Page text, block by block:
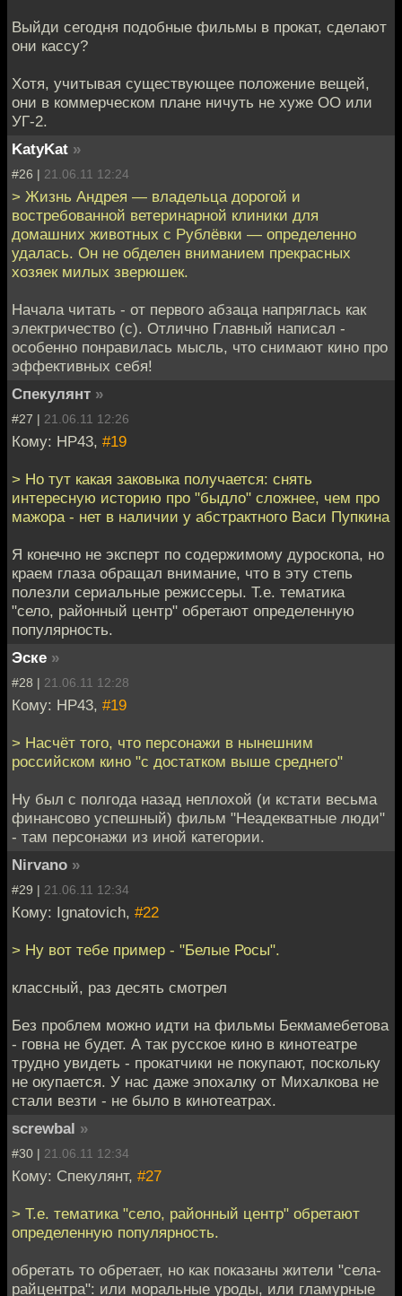
Выйди сегодня подобные фильмы в прокат, сделают
они кассу?
Хотя, учитывая существующее положение вещей,
они в коммерческом плане ничуть не хуже ОО или
УГ-2.
KatyKat »
#26 | 21.06.11 12:24
> Жизнь Андрея — владельца дорогой и
востребованной ветеринарной клиники для
домашних животных с Рублёвки — определенно
удалась. Он не обделен вниманием прекрасных
хозяек милых зверюшек.
Начала читать - от первого абзаца напряглась как
электричество (с). Отлично Главный написал -
особенно понравилась мысль, что снимают кино про
эффективных себя!
Спекулянт »
#27 | 21.06.11 12:26
Кому: НР43, #19
> Но тут какая заковыка получается: снять
интересную историю про "быдло" сложнее, чем про
мажора - нет в наличии у абстрактного Васи Пупкина
Я конечно не эксперт по содержимому дуроскопа, но
краем глаза обращал внимание, что в эту степь
полезли сериальные режиссеры. Т.е. тематика
"село, районный центр" обретают определенную
популярность.
Эске »
#28 | 21.06.11 12:28
Кому: НР43, #19
> Насчёт того, что персонажи в нынешним
российском кино "с достатком выше среднего"
Ну был с полгода назад неплохой (и кстати весьма
финансово успешный) фильм "Неадекватные люди"
- там персонажи из иной категории.
Nirvano »
#29 | 21.06.11 12:34
Кому: Ignatovich, #22
> Ну вот тебе пример - "Белые Росы".
классный, раз десять смотрел
Без проблем можно идти на фильмы Бекмамебетова
- говна не будет. А так русское кино в кинотеатре
трудно увидеть - прокатчики не покупают, поскольку
не окупается. У нас даже эпохалку от Михалкова не
стали везти - не было в кинотеатрах.
screwbal »
#30 | 21.06.11 12:34
Кому: Спекулянт, #27
> Т.е. тематика "село, районный центр" обретают
определенную популярность.
обретать то обретает, но как показаны жители "села-
райцентра": или моральные уроды, или гламурные